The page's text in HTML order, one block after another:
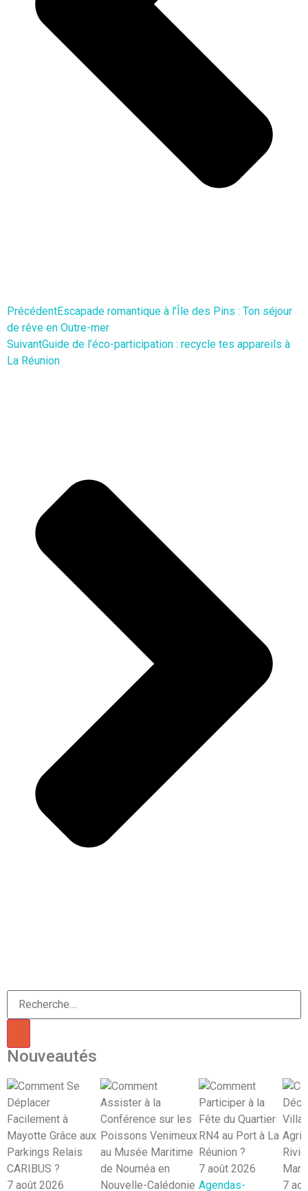
PrécédentEscapade romantique à l’Île des Pins : Ton séjour
de rêve en Outre-mer
SuivantGuide de l’éco-participation : recycle tes appareils à
La Réunion
Nouveautés
7 août 2026
7 août 2026
Agendas-
7